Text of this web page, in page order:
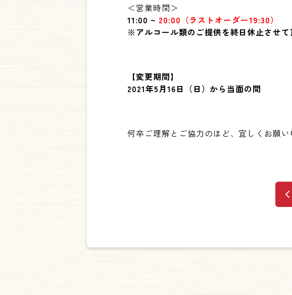
＜営業時間＞
11:00 ~ 20:00 （ラストオーダー19:30）
※アルコール類のご提供を終日休止させて
【変更期間】
2021年5月16日（日）から当面の間
何卒ご理解とご協力のほど、宜しくお願い